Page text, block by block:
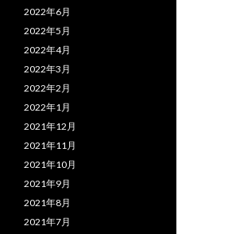
2022年6月
2022年5月
2022年4月
2022年3月
2022年2月
2022年1月
2021年12月
2021年11月
2021年10月
2021年9月
2021年8月
2021年7月